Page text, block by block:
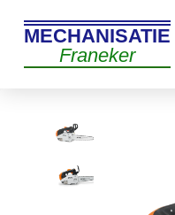
MECHANISATIE
Franeker